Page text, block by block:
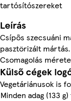
tartósítószereket
Leírás
Csípős szecsuáni
pasztörizált mártás.
Csomagolás
Külső cégek
Vegetáriánusok is
Minden adag (133